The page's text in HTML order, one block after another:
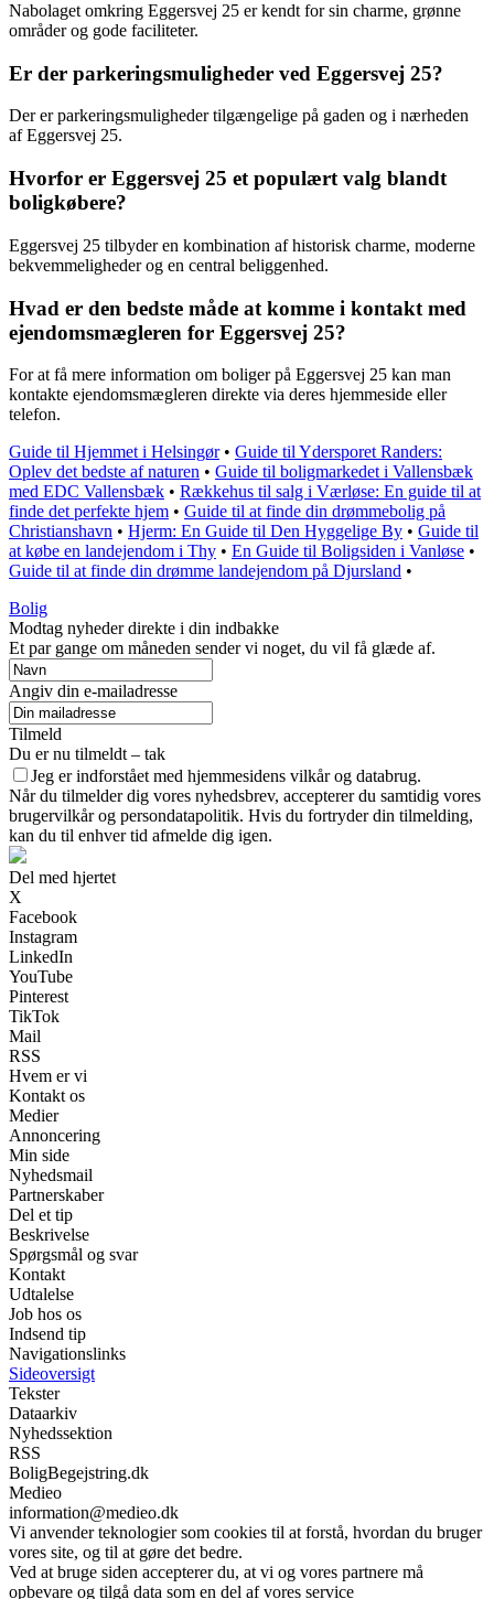
Nabolaget omkring Eggersvej 25 er kendt for sin charme, grønne
områder og gode faciliteter.
Er der parkeringsmuligheder ved Eggersvej 25?
Der er parkeringsmuligheder tilgængelige på gaden og i nærheden
af Eggersvej 25.
Hvorfor er Eggersvej 25 et populært valg blandt
boligkøbere?
Eggersvej 25 tilbyder en kombination af historisk charme, moderne
bekvemmeligheder og en central beliggenhed.
Hvad er den bedste måde at komme i kontakt med
ejendomsmægleren for Eggersvej 25?
For at få mere information om boliger på Eggersvej 25 kan man
kontakte ejendomsmægleren direkte via deres hjemmeside eller
telefon.
Guide til Hjemmet i Helsingør• Guide til Ydersporet Randers:
Oplev det bedste af naturen • Guide til boligmarkedet i Vallensbæk
med EDC Vallensbæk • Rækkehus til salg i Værløse: En guide til at
finde det perfekte hjem • Guide til at finde din drømmebolig på
Christianshavn • Hjerm: En Guide til Den Hyggelige By • Guide til
at købe en landejendom i Thy • En Guide til Boligsiden i Vanløse •
Guide til at finde din drømme landejendom på Djursland •
Bolig
Modtag nyheder direkte i din indbakke
Et par gange om måneden sender vi noget, du vil få glæde af.
Angiv din e-mailadresse
Tilmeld
Du er nu tilmeldt – tak
Jeg er indforstået med hjemmesidens vilkår og databrug.
Når du tilmelder dig vores nyhedsbrev, accepterer du samtidig vores
brugervilkår og persondatapolitik. Hvis du fortryder din tilmelding,
kan du til enhver tid afmelde dig igen.
Del med hjertet
X
Facebook
Instagram
LinkedIn
YouTube
Pinterest
TikTok
Mail
RSS
Hvem er vi
Kontakt os
Medier
Annoncering
Min side
Nyhedsmail
Partnerskaber
Del et tip
Beskrivelse
Spørgsmål og svar
Kontakt
Udtalelse
Job hos os
Indsend tip
Navigationslinks
Sideoversigt
Tekster
Dataarkiv
Nyhedssektion
RSS
BoligBegejstring.dk
Medieo
information@medieo.dk
Vi anvender teknologier som cookies til at forstå, hvordan du bruger
vores site, og til at gøre det bedre.
Ved at bruge siden accepterer du, at vi og vores partnere må
opbevare og tilgå data som en del af vores service